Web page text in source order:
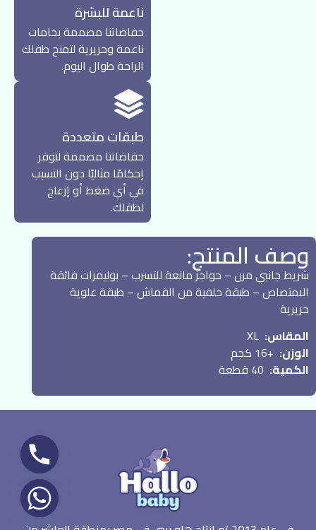
ناعمة للبشرة
حفاضاتنا مصممة بخامات
ناعمة وحريرية لتمنح طفلك
الراحة طوال اليوم.
طبقات متعددة
حفاضاتنا مصممة لتوفر
إحكامًا مثاليًا دون التسبب
في أي ضغط أو إزعاج
لطفلك.
وصف المنتج:
شريط جانبي مرن – حواجز مانعة للتسرب – بوليمرات فائقة
الامتصاص – طبقة خلفية من القماش – طبقة علوية
حريرية
المقاس:
الوزن: +16 كجم
الكمية: